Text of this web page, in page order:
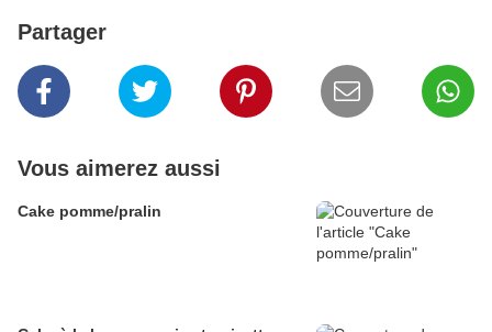
Partager
Vous aimerez aussi
Cake pomme/pralin